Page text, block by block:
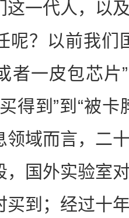
这一代人，以
呢？以前我们
者一皮包芯片
得到”到“被
领域而言，二
，国外实验室
买到；经过十